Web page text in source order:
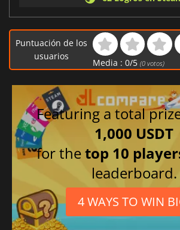
Puntuación de los
usuarios
Media : 0/5 (0votos)
Featuring a total
1,000 USDT
for thetop 10
leaderboard.
4 WAYS TO WIN